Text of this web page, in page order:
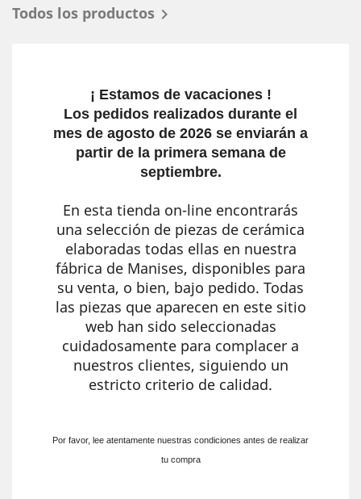
Todos los productos 
¡ Estamos de vacaciones !
Los pedidos realizados durante el
mes de agosto de 2026 se enviarán a
partir de la primera semana de
septiembre.
En esta tienda on-line encontrarás
una selección de piezas de cerámica
elaboradas todas ellas en nuestra
fábrica de Manises, disponibles para
su venta, o bien, bajo pedido. Todas
las piezas que aparecen en este sitio
web han sido seleccionadas
cuidadosamente para complacer a
nuestros clientes, siguiendo un
estricto criterio de calidad.
Por favor, lee atentamente nuestras condiciones antes de realizar
tu compra